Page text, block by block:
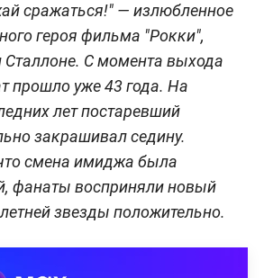
сражаться!" — излюбленное
героя фильма "Рокки",
Сталлоне. С момента выхода
прошло уже 43 года. На
лет постаревший
закрашивал седину.
смена имиджа была
фанаты восприняли новый
звезды положительно.